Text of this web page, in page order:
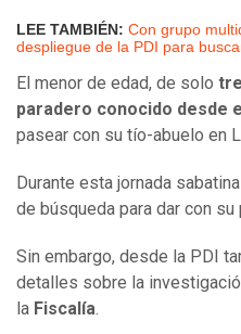
LEE TAMBIÉN: Con grupo
despliegue de la PDI para
El menor de edad, de solo
paradero conocido desde
pasear con su tío-abuelo en
Durante esta jornada
de búsqueda para dar con su
Sin embargo, desde la PDI
detalles sobre la
la Fiscalía.